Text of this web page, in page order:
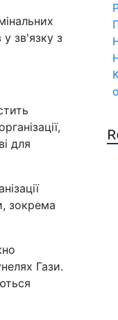
зв'язку з
для
зокрема
Гази.